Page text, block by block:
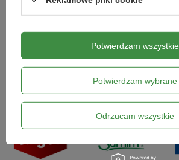
ZOBACZ WSZYSTKIE
Potwierdzam wybrane
Odrzucam wszystkie
Potwierdzam wszystkie